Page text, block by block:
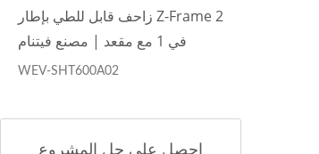
زاحف قابل للطي بإطار Z-Frame 2
في 1 مع مقعد | مصنع فيتنام
WEV-SHT600A02